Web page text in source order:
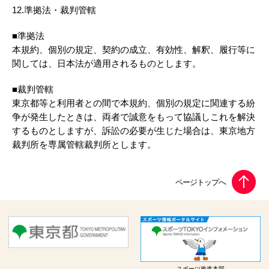
12.準拠法・裁判管轄
■準拠法
本規約、個別の規定、契約の成立、有効性、解釈、履行等に
関しては、日本法が適用されるものとします。
■裁判管轄
東京都等と利用者との間で本規約、個別の規定に関連する紛
争が発生したときは、両者で誠意をもって協議しこれを解決
するものとしますが、訴訟の必要が生じた場合は、東京地方
裁判所を専属管轄裁判所とします。